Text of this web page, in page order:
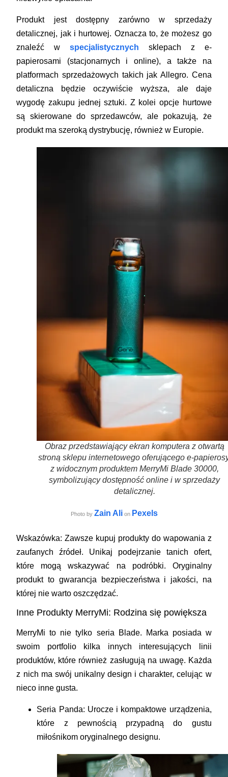
Produkt jest dostępny zarówno w sprzedaży
detalicznej, jak i hurtowej. Oznacza to, że możesz go
znaleźć wspecjalistycznych sklepach z e-
papierosami (stacjonarnych i online), a także na
platformach sprzedażowych takich jak Allegro. Cena
detaliczna będzie oczywiście wyższa, ale daje
wygodę zakupu jednej sztuki. Z kolei opcje hurtowe
są skierowane do sprzedawców, ale pokazują, że
produkt ma szeroką dystrybucję, również w Europie.
Obraz przedstawiający ekran komputera z otwartą
stroną sklepu internetowego oferującego e-
z widocznym produktem MerryMi Blade 30000,
symbolizujący dostępność online i w sprzedaży
detalicznej.
Photo by Zain Ali on Pexels
Wskazówka: Zawsze kupuj produkty do wapowania z
zaufanych źródeł. Unikaj podejrzanie tanich ofert,
które mogą wskazywać na podróbki. Oryginalny
produkt to gwarancja bezpieczeństwa i jakości, na
której nie warto oszczędzać.
Inne Produkty MerryMi: Rodzina się powiększa
MerryMi to nie tylko seria Blade. Marka posiada w
swoim portfolio kilka innych interesujących linii
produktów, które również zasługują na uwagę. Każda
z nich ma swój unikalny design i charakter, celując w
nieco inne gusta.
Seria Panda: Urocze i kompaktowe urządzenia,
które z pewnością przypadną do gustu
miłośnikom oryginalnego designu.